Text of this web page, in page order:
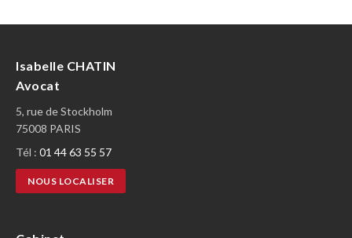
Isabelle CHATIN
Avocat
5, rue de Stockholm
75008 PARIS
Tél : 01 44 63 55 57
NOUS LOCALISER